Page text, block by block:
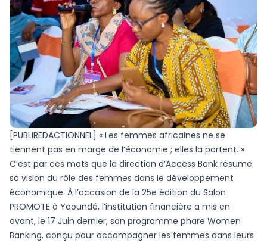
[PUBLIREDACTIONNEL] « Les femmes africaines ne se
tiennent pas en marge de l’économie ; elles la portent. »
C’est par ces mots que la direction d’Access Bank résume
sa vision du rôle des femmes dans le développement
économique. À l’occasion de la 25e édition du Salon
PROMOTE à Yaoundé, l’institution financière a mis en
avant, le 17 Juin dernier, son programme phare Women
Banking, conçu pour accompagner les femmes dans leurs